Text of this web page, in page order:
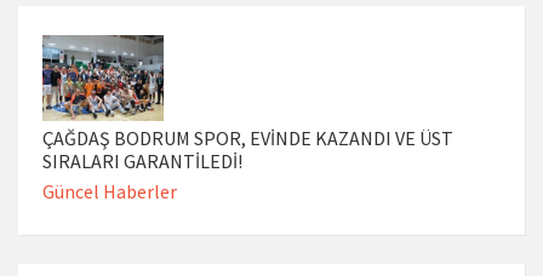
ÇAĞDAŞ BODRUM SPOR, EVİNDE KAZANDI VE ÜST
SIRALARI GARANTİLEDİ!
Güncel Haberler